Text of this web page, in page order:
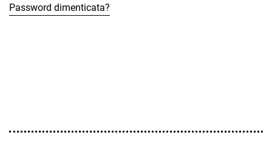
Password dimenticata?